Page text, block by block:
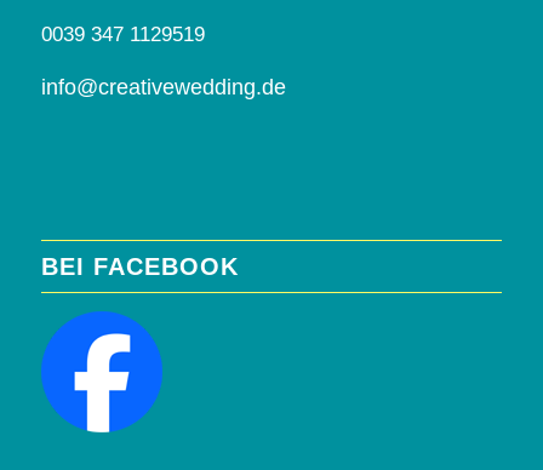
0039 347 1129519
info@creativewedding.de
BEI FACEBOOK